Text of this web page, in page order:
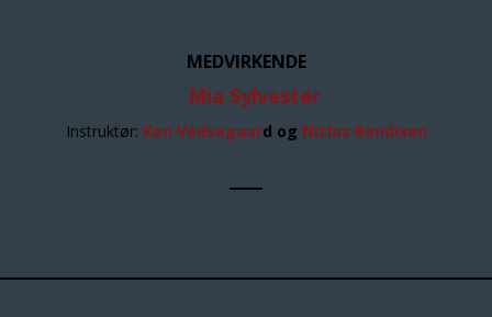
MEDVIRKENDE
Mia Sylvester
Instruktør: Ken Vedsegaard og Niclas Bendixen